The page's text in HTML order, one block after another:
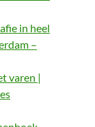
in heel
–
varen |